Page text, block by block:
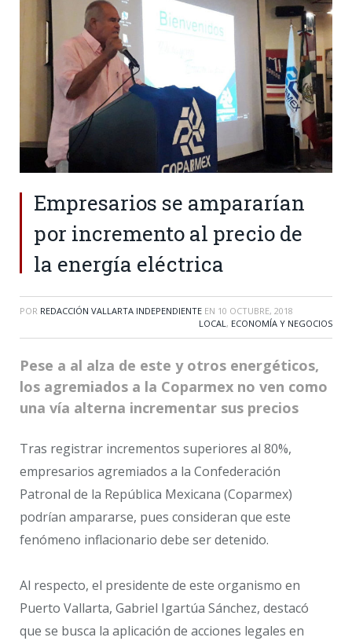
Empresarios se ampararían
por incremento al precio de
la energía eléctrica
POR REDACCIÓN VALLARTA INDEPENDIENTE EN 10 OCTUBRE, 2018
LOCAL , ECONOMÍA Y NEGOCIOS
Pese a al alza de este y otros energéticos,
los agremiados a la Coparmex no ven como
una vía alterna incrementar sus precios
Tras registrar incrementos superiores al 80%,
empresarios agremiados a la Confederación
Patronal de la República Mexicana (Coparmex)
podrían ampararse, pues consideran que este
fenómeno inflacionario debe ser detenido.
Al respecto, el presidente de este organismo en
Puerto Vallarta, Gabriel Igartúa Sánchez, destacó
que se busca la aplicación de acciones legales en